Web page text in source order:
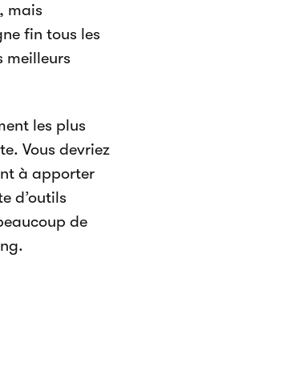
mais
fin tous les
meilleurs
les plus
Vous devriez
à apporter
d’outils
de